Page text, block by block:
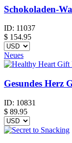
Schokoladen-
ID: 11037
$ 154.95
Neues
Gesundes Herz
ID: 10831
$ 89.95